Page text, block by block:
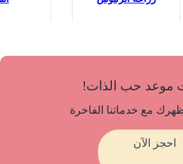
موعد حب الذات!
مع خدماتنا الفاخرة
احجز الآن